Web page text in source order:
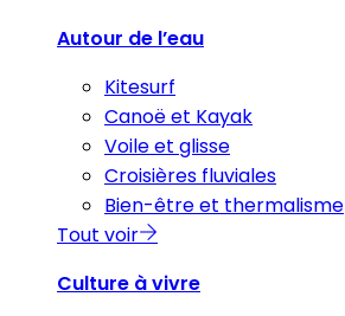
Autour de l’eau
Kitesurf
Canoë et Kayak
Voile et glisse
Croisières fluviales
Bien-être et thermalisme
Tout voir
Culture à vivre